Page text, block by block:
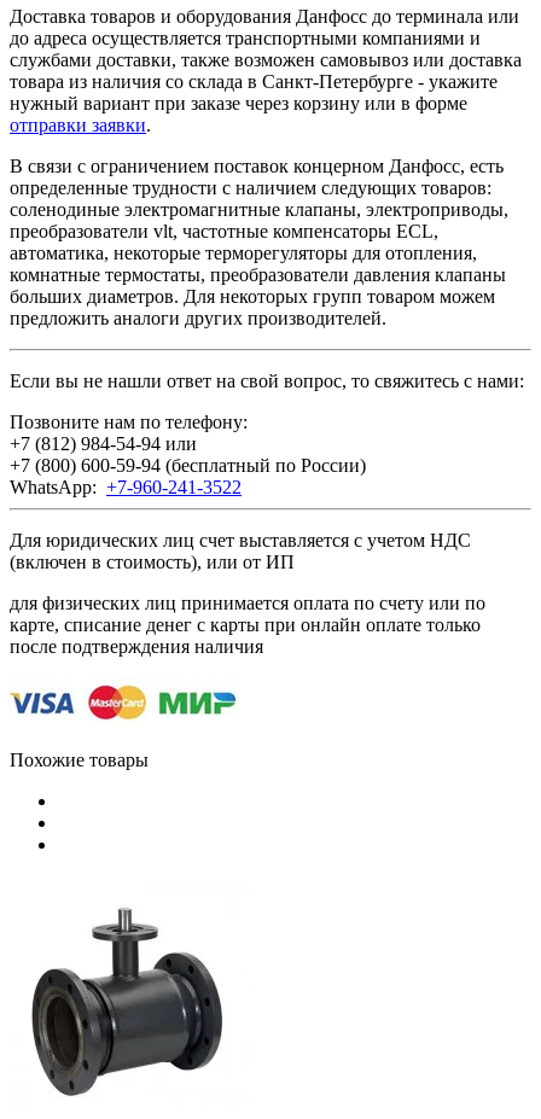
Доставка товаров и оборудования Данфосс до терминала или
до адреса осуществляется транспортными компаниями и
службами доставки, также возможен самовывоз или доставка
товара из наличия со склада в Санкт-Петербурге - укажите
нужный вариант при заказе через корзину или в форме
отправки заявки.
В связи с ограничением поставок концерном Данфосс, есть
определенные трудности с наличием следующих товаров:
соленодиные электромагнитные клапаны, электроприводы,
преобразователи vlt, частотные компенсаторы ECL,
автоматика, некоторые терморегуляторы для отопления,
комнатные термостаты, преобразователи давления клапаны
больших диаметров. Для некоторых групп товаром можем
предложить аналоги других производителей.
Если вы не нашли ответ на свой вопрос, то свяжитесь с нами:
Позвоните нам по телефону:
+7 (812) 984-54-94 или
+7 (800) 600-59-94 (бесплатный по России)
WhatsApp: +7-960-241-3522
Для юридических лиц счет выставляется с учетом НДС
(включен в стоимость), или от ИП
для физических лиц принимается оплата по счету или по
карте, списание денег с карты при онлайн оплате только
после подтверждения наличия
Похожие товары